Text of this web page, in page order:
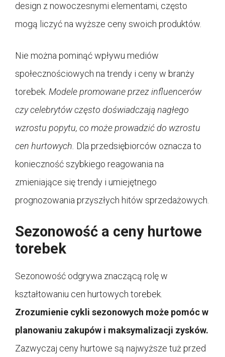
design z nowoczesnymi elementami, często
mogą liczyć na wyższe ceny swoich produktów.
Nie można pominąć wpływu mediów
społecznościowych na trendy i ceny w branży
torebek. Modele promowane przez influencerów
czy celebrytów często doświadczają nagłego
wzrostu popytu, co może prowadzić do wzrostu
cen hurtowych. Dla przedsiębiorców oznacza to
konieczność szybkiego reagowania na
zmieniające się trendy i umiejętnego
prognozowania przyszłych hitów sprzedażowych.
Sezonowość a ceny hurtowe
torebek
Sezonowość odgrywa znaczącą rolę w
kształtowaniu cen hurtowych torebek.
Zrozumienie cykli sezonowych może pomóc w
planowaniu zakupów i maksymalizacji zysków.
Zazwyczaj ceny hurtowe są najwyższe tuż przed